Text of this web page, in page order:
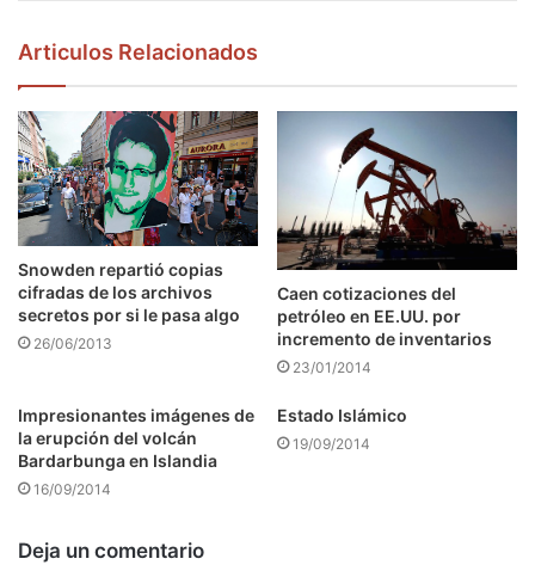
Articulos Relacionados
Snowden repartió copias
cifradas de los archivos
secretos por si le pasa algo
26/06/2013
Caen cotizaciones del
petróleo en EE.UU. por
incremento de inventarios
23/01/2014
Impresionantes imágenes de
la erupción del volcán
Bardarbunga en Islandia
16/09/2014
Estado Islámico
19/09/2014
Deja un comentario